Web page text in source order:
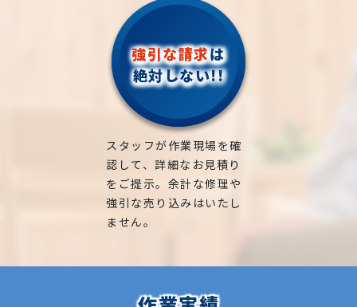
強引な請求は
絶対しない!!
スタッフが作業現場を確
認して、詳細なお見積り
をご提示。余計な修理や
強引な売り込みはいたし
ません。